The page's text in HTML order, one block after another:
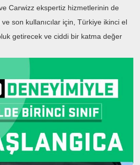
Carwizz ekspertiz hizmetlerinin de
ve son kullanıcılar için, Türkiye ikinci el
getirecek ve ciddi bir katma değer